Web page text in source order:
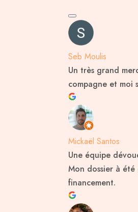
Seb Moulis
Un très grand
compagne et moi
Mickaël Santos
Une équipe
Mon dossier à
financement.